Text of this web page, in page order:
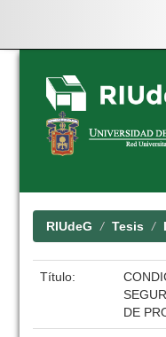
Skip
navigation
RIUdeG Tesis
Título:
DE